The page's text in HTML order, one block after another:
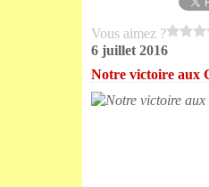
Vous aimez ?
6 juillet 2016
Notre victoire aux